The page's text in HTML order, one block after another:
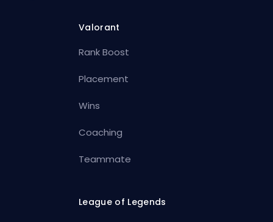
Valorant
Rank Boost
Placement
Wins
Coaching
Teammate
League of Legends